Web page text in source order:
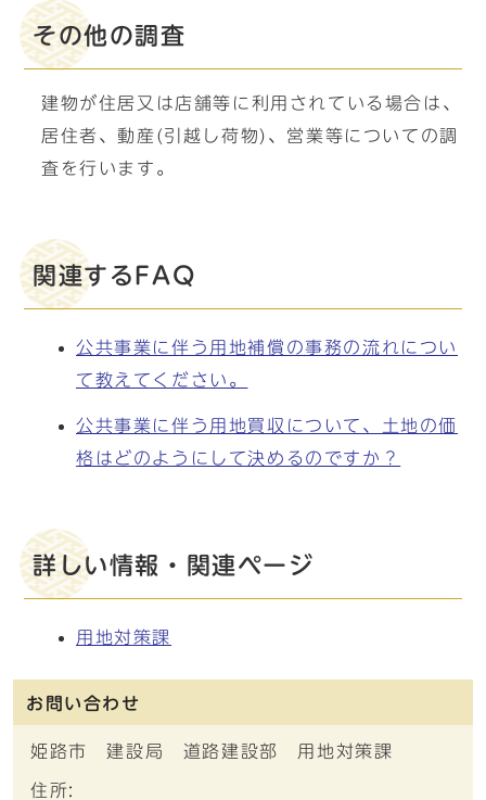
その他の調査
建物が住居又は店舗等に利用されている場合は、
居住者、動産(引越し荷物)、営業等についての調
査を行います。
関連するFAQ
公共事業に伴う用地補償の事務の流れについ
て教えてください。
公共事業に伴う用地買収について、土地の価
格はどのようにして決めるのですか？
詳しい情報・関連ページ
用地対策課
お問い合わせ
姫路市 建設局 道路建設部 用地対策課
住所: